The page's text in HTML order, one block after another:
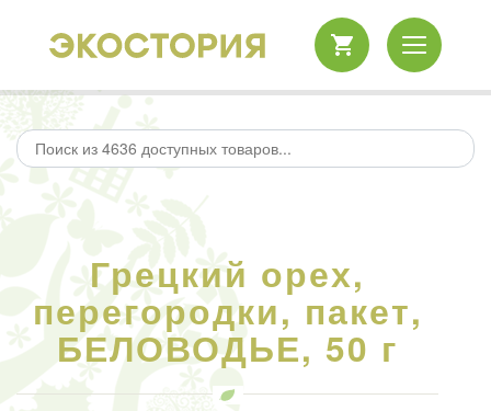
Грецкий орех,
перегородки, пакет,
БЕЛОВОДЬЕ, 50 г